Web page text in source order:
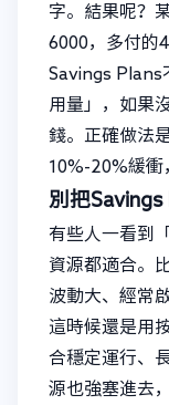
字。結果呢？
6000，多付的
Savings Plans
用量」，如果
錢。正確做法
10%-20%緩衝
別把Savings
有些人一看到
資源都適合。
波動大、經常
這時候還是用
合穩定運行、
源也強塞進去